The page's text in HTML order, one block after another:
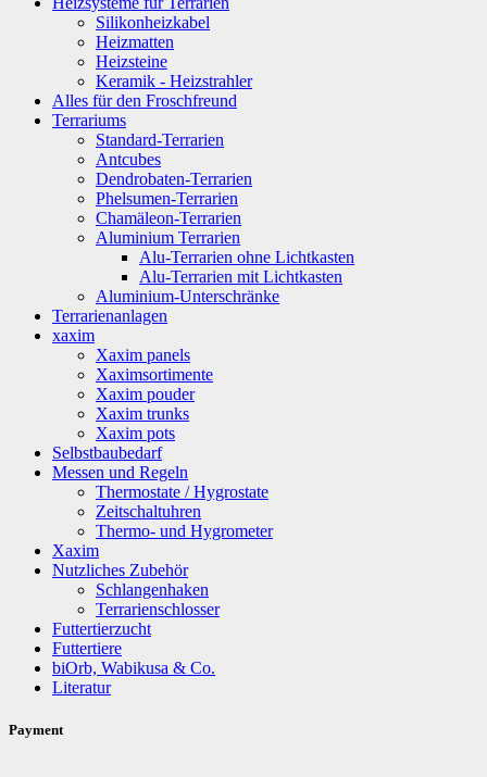
Silikonheizkabel
Heizmatten
Heizsteine
Keramik - Heizstrahler
Alles für den Froschfreund
Terrariums
Standard-Terrarien
Antcubes
Dendrobaten-Terrarien
Phelsumen-Terrarien
Chamäleon-Terrarien
Aluminium Terrarien
Alu-Terrarien ohne Lichtkasten
Alu-Terrarien mit Lichtkasten
Aluminium-Unterschränke
Terrarienanlagen
xaxim
Xaxim panels
Xaximsortimente
Xaxim pouder
Xaxim trunks
Xaxim pots
Selbstbaubedarf
Messen und Regeln
Thermostate / Hygrostate
Zeitschaltuhren
Thermo- und Hygrometer
Xaxim
Nutzliches Zubehör
Schlangenhaken
Terrarienschlosser
Futtertierzucht
Futtertiere
biOrb, Wabikusa & Co.
Literatur
Payment